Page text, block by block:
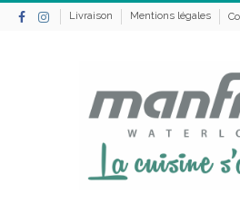
Livraison Mentions légales